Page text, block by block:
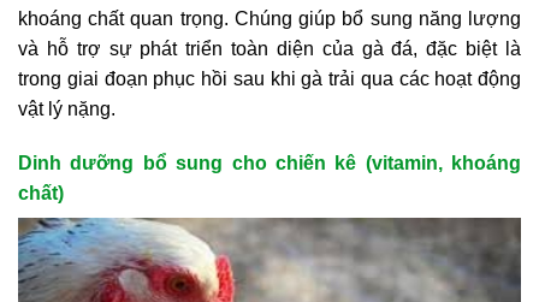
khoáng chất quan trọng. Chúng giúp bổ sung năng lượng
và hỗ trợ sự phát triển toàn diện của gà đá, đặc biệt là
trong giai đoạn phục hồi sau khi gà trải qua các hoạt động
vật lý nặng.
Dinh dưỡng bổ sung cho chiến kê (vitamin, khoáng
chất)